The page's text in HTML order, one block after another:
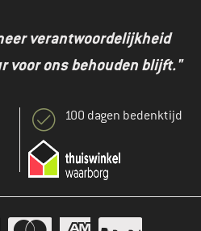
verantwoordelijkheid
voor ons behouden blijft."
100 dagen bedenktijd